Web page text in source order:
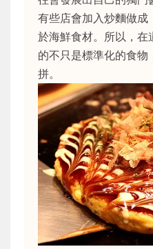
有些店會加入炒麵做成
於海鮮食材。所以，在
的不只是標準化的食
拼。